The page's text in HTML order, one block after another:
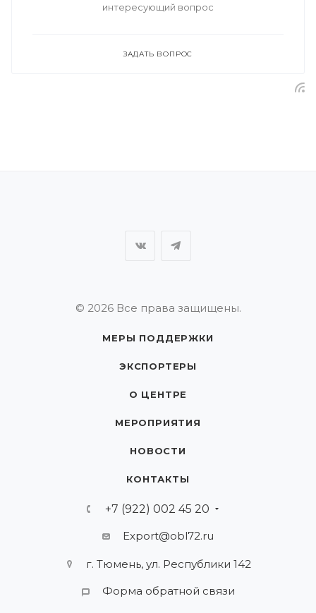
интересующий вопрос
ЗАДАТЬ ВОПРОС
© 2026 Все права защищены.
МЕРЫ ПОДДЕРЖКИ
ЭКСПОРТЕРЫ
О ЦЕНТРЕ
МЕРОПРИЯТИЯ
НОВОСТИ
КОНТАКТЫ
+7 (922) 002 45 20
Export@obl72.ru
г. Тюмень, ул. Республики 142
Форма обратной связи